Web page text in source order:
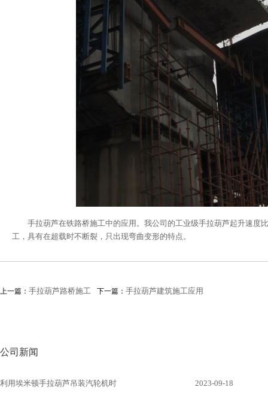
手拉葫芦在铁路桥施工中的应用。我公司的工业级手拉葫芦起升速度
工，具有在超载时不断裂，只出现弯曲变形的特点。
上一篇： 手拉葫芦路桥施工 下一篇： 手拉葫芦建筑施工应用
公司新闻
利用埃米顿手拉葫芦吊装汽轮机时
2023-09-18